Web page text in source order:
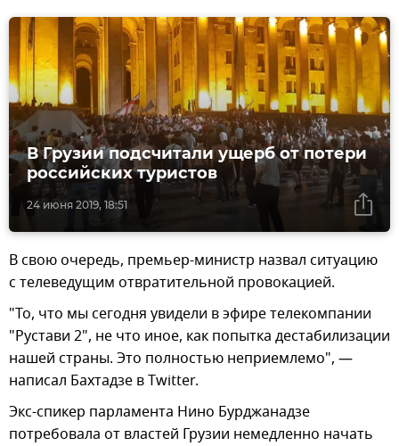
24 июня 2019, 18:51
В Грузии подсчитали ущерб от потери
российских туристов
В свою очередь, премьер-министр назвал ситуацию
с телеведущим отвратительной провокацией.
"То, что мы сегодня увидели в эфире телекомпании
"Рустави 2", не что иное, как попытка дестабилизации
нашей страны. Это полностью неприемлемо", —
написал Бахтадзе в Twitter.
Экс-спикер парламента Нино Бурджанадзе
потребовала от властей Грузии немедленно начать